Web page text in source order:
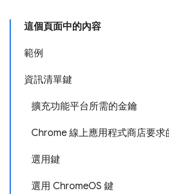
這個頁面中的內容
範例
資訊清單鍵
擴充功能平台所需的金鑰
Chrome 線上應用程式商店要求
選用鍵
選用 ChromeOS 鍵